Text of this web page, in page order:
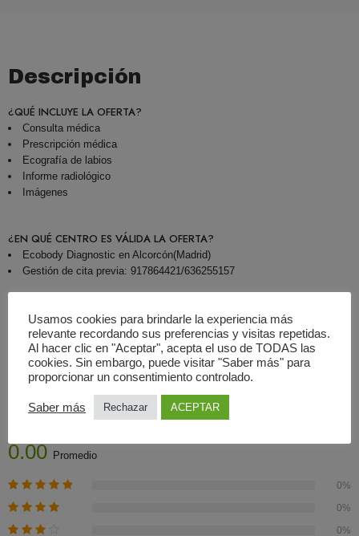
Descripción
¿QUÉ INCLUYE LA OFERTA?
Consulta médica
Prescripción médica
Ecografía de labios
Informe radiológico
Imágenes
¿EN QUÉ CENTRO ES VÁLIDA LA OFERTA?
Ecobody Diagnostic en Alcorcón(Madrid)
Gestión de cita previa: 917864421/636255157
Valoraciones (0)
Basado En 0 Valoraciones
0.00Promedio
0%
0%
0%
Usamos cookies para brindarle la experiencia más
relevante recordando sus preferencias y visitas repetidas.
Al hacer clic en "Aceptar", acepta el uso de TODAS las
cookies. Sin embargo, puede visitar "Saber más" para
proporcionar un consentimiento controlado.
Saber más Rechazar ACEPTAR